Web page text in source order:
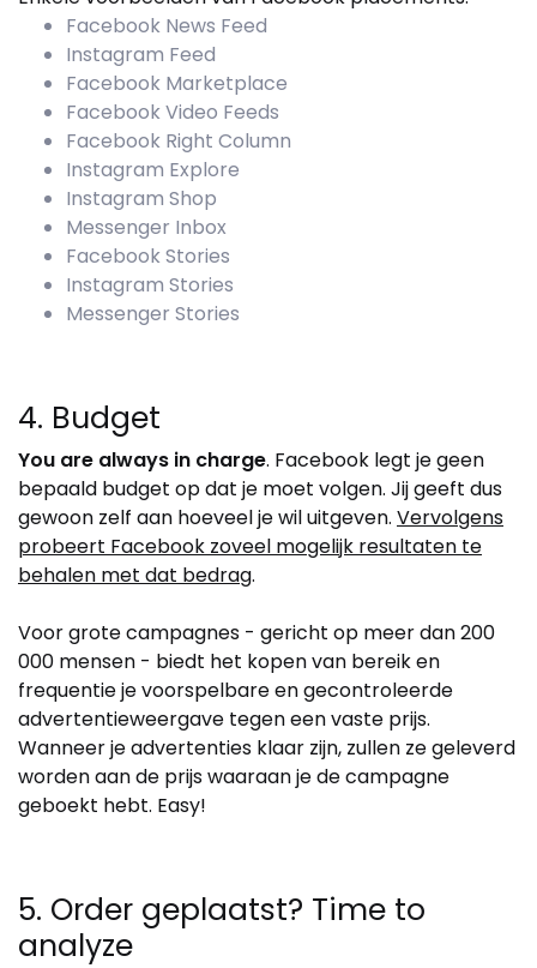
Facebook News Feed
Instagram Feed
Facebook Marketplace
Facebook Video Feeds
Facebook Right Column
Instagram Explore
Instagram Shop
Messenger Inbox
Facebook Stories
Instagram Stories
Messenger Stories
4. Budget
You are always in charge. Facebook legt je geen
bepaald budget op dat je moet volgen. Jij geeft dus
gewoon zelf aan hoeveel je wil uitgeven. Vervolgens
probeert Facebook zoveel mogelijk resultaten te
behalen met dat bedrag.
Voor grote campagnes - gericht op meer dan 200
000 mensen - biedt het kopen van bereik en
frequentie je voorspelbare en gecontroleerde
advertentieweergave tegen een vaste prijs.
Wanneer je advertenties klaar zijn, zullen ze geleverd
worden aan de prijs waaraan je de campagne
geboekt hebt. Easy!
5. Order geplaatst? Time to
analyze